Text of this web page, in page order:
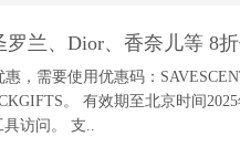
罗兰、Dior、香奈儿等 8
，需要使用优惠码：
。 有效期至北京时间2025
访问。 支..